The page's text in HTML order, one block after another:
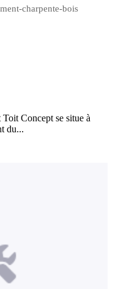
charpente-bois
Concept se situe à
du...